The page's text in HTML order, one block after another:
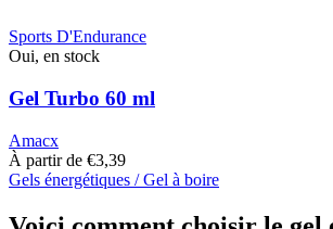
Sports D'Endurance
Oui, en stock
Gel Turbo 60 ml
Amacx
À partir de €3,39
Gels énergétiques / Gel à boire
produit